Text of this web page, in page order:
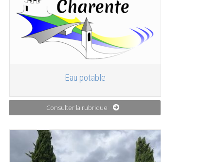
Eau potable
Consulter la rubrique